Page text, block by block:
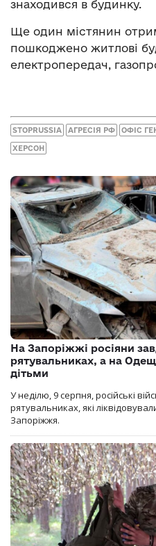
знаходився в будинку.
Ще один містянин
пошкоджено житлові
електропередач,
STOPRUSSIA АГРЕСІЯ РФ ОФІС
ХЕРСОН
На Запоріжжі росіяни
рятувальниках, а на
дітьми
У неділю, 9 серпня, російські
рятувальниках, які
Запоріжжя.